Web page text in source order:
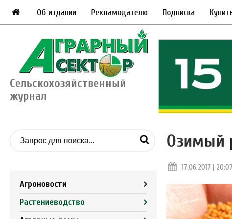
Об издании Рекламодателю Подписка
Сельскохозяйственный
журнал
Агроновости
Растениеводство
Озимый
17.06.2017 | 20:07